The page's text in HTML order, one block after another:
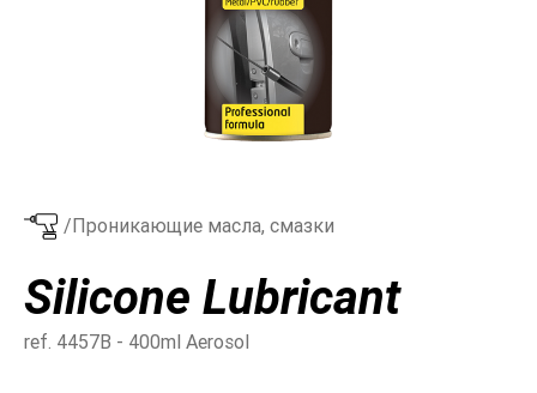
/Проникающие масла, смазки
Silicone Lubricant
ref. 4457B - 400ml Aerosol